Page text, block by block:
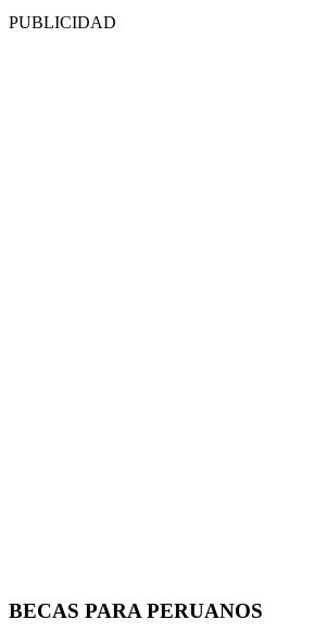
PUBLICIDAD
BECAS PARA PERUANOS